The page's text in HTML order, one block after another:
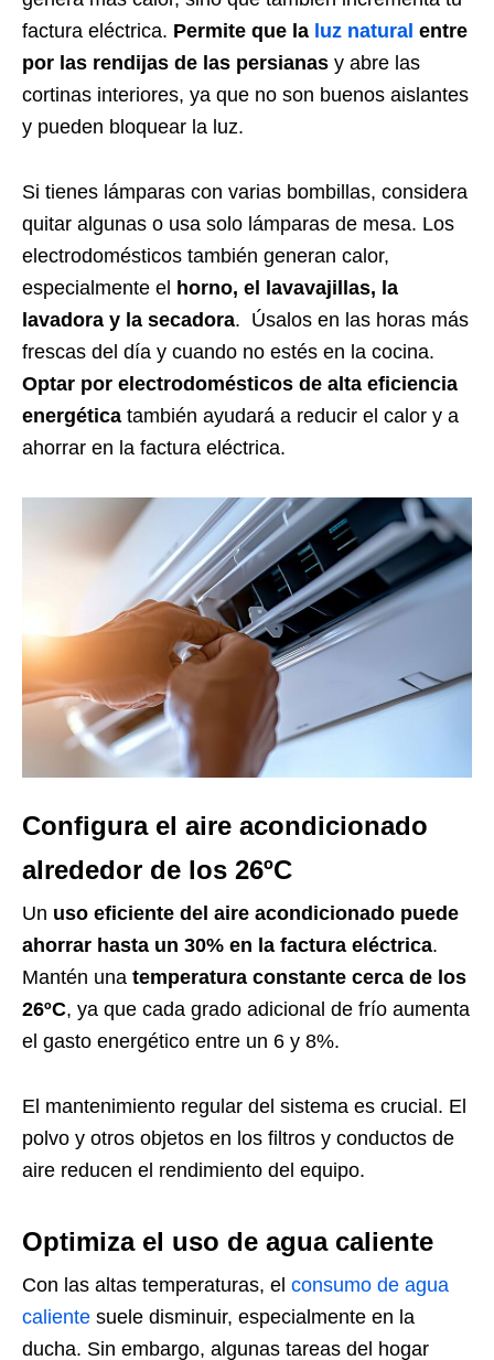
factura eléctrica. Permite que la luz natural entre
por las rendijas de las persianas y abre las
cortinas interiores, ya que no son buenos aislantes
y pueden bloquear la luz.
Si tienes lámparas con varias bombillas, considera
quitar algunas o usa solo lámparas de mesa. Los
electrodomésticos también generan calor,
especialmente el horno, el lavavajillas, la
lavadora y la secadora. Úsalos en las horas más
frescas del día y cuando no estés en la cocina.
Optar por electrodomésticos de alta eficiencia
energética también ayudará a reducir el calor y a
ahorrar en la factura eléctrica.
Configura el aire acondicionado
alrededor de los 26ºC
Un uso eficiente del aire acondicionado puede
ahorrar hasta un 30% en la factura eléctrica.
Mantén una temperatura constante cerca de los
26ºC, ya que cada grado adicional de frío aumenta
el gasto energético entre un 6 y 8%.
El mantenimiento regular del sistema es crucial. El
polvo y otros objetos en los filtros y conductos de
aire reducen el rendimiento del equipo.
Optimiza el uso de agua caliente
Con las altas temperaturas, el consumo de agua
caliente suele disminuir, especialmente en la
ducha. Sin embargo, algunas tareas del hogar